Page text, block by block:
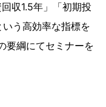
収1.5年」「初期投
う高効率な指標を
要綱にてセミナーを